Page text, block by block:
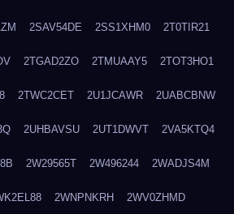
2SAV54DE 2SS1XHM0 2T0TIR21
2TGAD2ZO 2TMUAAY5 2TOT3HO1
2TWC2CET 2U1JCAWR 2UABCBNW
2UHBAVSU 2UT1DWVT 2VA5KTQ4
2W29565T 2W496244 2WADJS4M
2WNPNKRH 2WV0ZHMD